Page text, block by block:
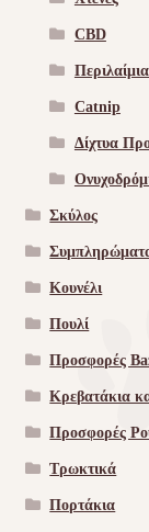
CBD
Catnip
Δίχτυα
Σκύλος
Κουνέλι
Πουλί
Προσφορές
Κρεβατάκια
Προσφορές
Τρωκτικά
Πορτάκια